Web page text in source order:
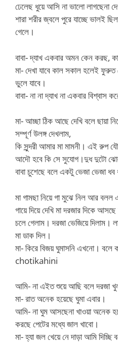
ঢেলেছ ধুয়ে আসি না ভালো লাগছেনা
শারা শরীর জ্বলে পুরে যাচ্ছে ভালই
গেলে।
বাবা- দ্যাখ একবার অমন কেন করছ,
মা- দেখা যাবে কাল সকাল হলেই
ভুলে যাবে।
বাবা- না না দ্যাখ না একবার
মা- আচ্ছা ঠিক আছে দেখি বলে ছায়া
সম্পূর্ণ উলঙ্গ দেখলাম,
কি সুন্দরী আমার মা মামনী। এই রুপ
আদৌ হবে কি সে সুযোগ।দুধ দুটো
বাবা চুশেছে বলে একটু ভেজা ভেজা ধব
মা গামছা নিয়ে গা মুঝে নিল আর বলল
গায়ে দিয়ে দেখি মা দরজার দিকে
চলে গেলাম। দরজা ভেজিয়ে
মা ডাক দিল।
মা- কিরে বিজয় ঘুমাসনি এখনো।
chotikahini
আমি- না এইত শুয়ে আছি বলে দরজা
মা- রাত অনেক হয়েছে ঘুমা এবার।
আমি- না ঘুম আসছেনা খাওয়া অনেক
করছে পেটের মধ্যে জাল খাবো।
মা- হ্যা জল খেয়ে নে দাড়া আমি